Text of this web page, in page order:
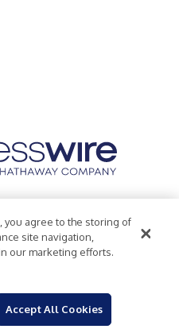
Accessibility Statement
you agree to the storing of
site navigation,
our marketing efforts.
Accept All Cookies